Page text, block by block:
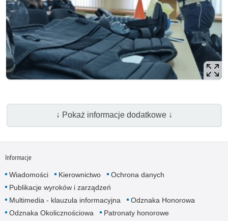
↓ Pokaż informacje dodatkowe ↓
Informacje
Wiadomości Kierownictwo
Ochrona danych
Publikacje wyroków i zarządzeń
Multimedia - klauzula informacyjna
Odznaka Honorowa
Odznaka Okolicznościowa
Patronaty honorowe